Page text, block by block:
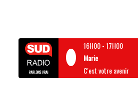
16H00-17H00
Marie
C'est votre avenir